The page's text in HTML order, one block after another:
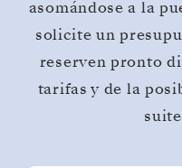
asomándose a la
solicite un
reserven pronto
tarifas y de la